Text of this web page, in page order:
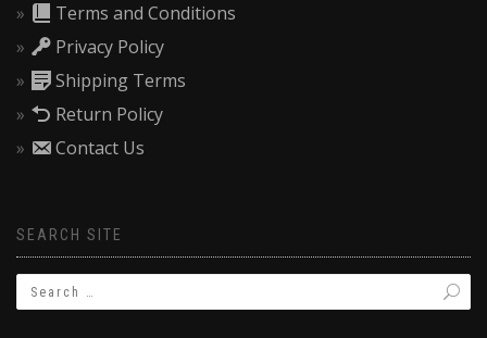
Terms and Conditions
Privacy Policy
Shipping Terms
Return Policy
Contact Us
SEARCH SITE